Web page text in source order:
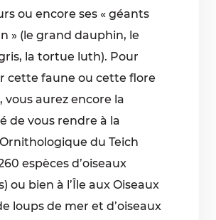
ou encore ses « géants
» (le grand dauphin, le
la tortue luth). Pour
cette faune ou cette flore
vous aurez encore la
de vous rendre à la
du Teich
espèces d’oiseaux
ou bien à l’Île aux Oiseaux
loups de mer et d’oiseaux